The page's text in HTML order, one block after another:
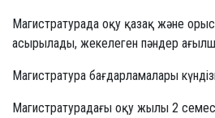
Магистратурада оқу қазақ және
асырылады, жекелеген пәндер
Магистратура бағдарламалары
Магистратурадағы оқу жылы 2